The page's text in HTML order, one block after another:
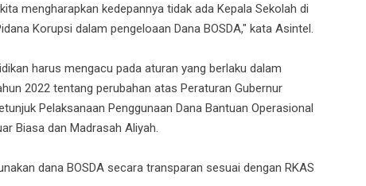
mengharapkan kedepannya tidak ada Kepala Sekolah di
Korupsi dalam pengeloaan Dana BOSDA," kata Asintel.
harus mengacu pada aturan yang berlaku dalam
2022 tentang perubahan atas Peraturan Gubernur
Pelaksanaan Penggunaan Dana Bantuan Operasional
Biasa dan Madrasah Aliyah.
dana BOSDA secara transparan sesuai dengan RKAS